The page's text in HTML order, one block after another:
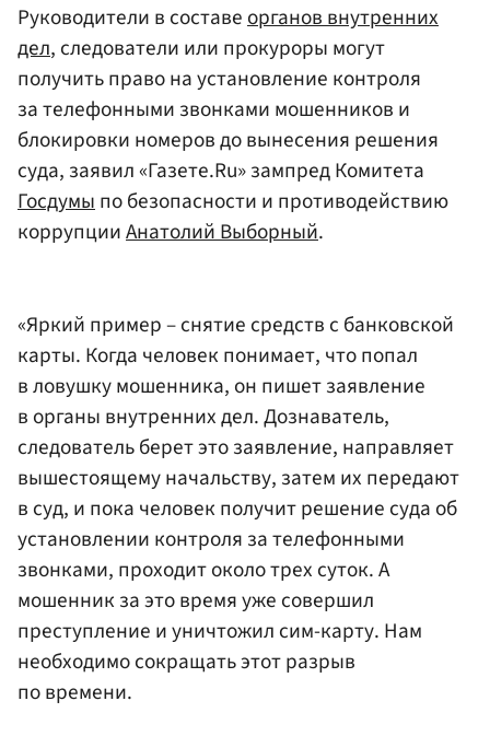
Руководители в составеорганов внутренних
дел, следователи или прокуроры могут
получить право на установление контроля
за телефонными звонками мошенников и
блокировки номеров до вынесения решения
суда, заявил «Газете.Ru» зампред Комитета
Госдумыпо безопасности и противодействию
коррупцииАнатолий Выборный.
«Яркий пример – снятие средств с банковской
карты. Когда человек понимает, что попал
в ловушку мошенника, он пишет заявление
в органы внутренних дел. Дознаватель,
следователь берет это заявление, направляет
вышестоящему начальству, затем их передают
в суд, и пока человек получит решение суда об
установлении контроля за телефонными
звонками, проходит около трех суток. А
мошенник за это время уже совершил
преступление и уничтожил сим-карту. Нам
необходимо сокращать этот разрыв
по времени.